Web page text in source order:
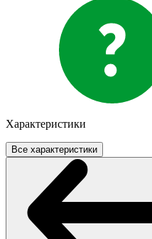
Характеристики
Все характеристики